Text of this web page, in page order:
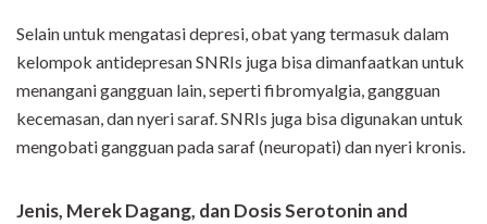
Selain untuk mengatasi depresi, obat yang termasuk dalam
kelompok antidepresan SNRIs juga bisa dimanfaatkan untuk
menangani gangguan lain, seperti fibromyalgia, gangguan
kecemasan, dan nyeri saraf. SNRIs juga bisa digunakan untuk
mengobati gangguan pada saraf (neuropati) dan nyeri kronis.
Jenis, Merek Dagang, dan Dosis Serotonin and